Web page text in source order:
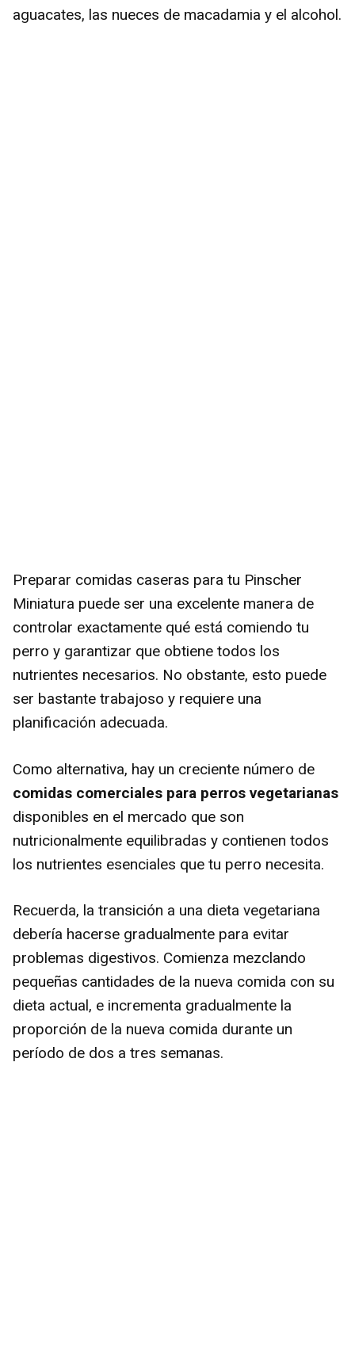
aguacates, las nueces de macadamia y el alcohol.
Preparar comidas caseras para tu Pinscher
Miniatura puede ser una excelente manera de
controlar exactamente qué está comiendo tu
perro y garantizar que obtiene todos los
nutrientes necesarios. No obstante, esto puede
ser bastante trabajoso y requiere una
planificación adecuada.
Como alternativa, hay un creciente número de
comidas comerciales para perros vegetarianas
disponibles en el mercado que son
nutricionalmente equilibradas y contienen todos
los nutrientes esenciales que tu perro necesita.
Recuerda, la transición a una dieta vegetariana
debería hacerse gradualmente para evitar
problemas digestivos. Comienza mezclando
pequeñas cantidades de la nueva comida con su
dieta actual, e incrementa gradualmente la
proporción de la nueva comida durante un
período de dos a tres semanas.